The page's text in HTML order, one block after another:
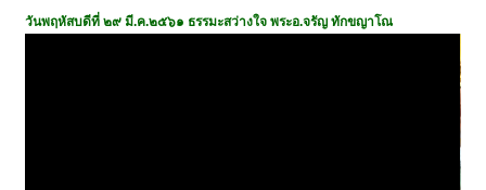
วันพฤหัสบดีที่ ๒๙ มี.ค.๒๕๖๑ ธรรมะสว่างใจ พระอ.จรัญ ทักขญาโณ